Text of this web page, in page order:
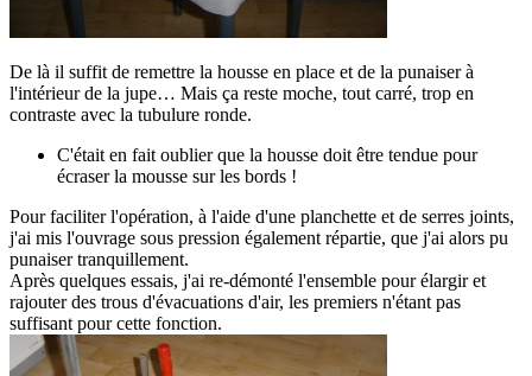
De là il suffit de remettre la housse en place et de la punaiser à
l'intérieur de la jupe… Mais ça reste moche, tout carré, trop en
contraste avec la tubulure ronde.
C'était en fait oublier que la housse doit être tendue pour
écraser la mousse sur les bords !
Pour faciliter l'opération, à l'aide d'une planchette et de serres joints,
j'ai mis l'ouvrage sous pression également répartie, que j'ai alors pu
punaiser tranquillement.
Après quelques essais, j'ai re-démonté l'ensemble pour élargir et
rajouter des trous d'évacuations d'air, les premiers n'étant pas
suffisant pour cette fonction.